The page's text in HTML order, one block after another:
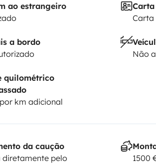
ao estrangeiro
Carta
a bordo
Não
quilométrico
km adicional
da caução
diretamente pelo
1500